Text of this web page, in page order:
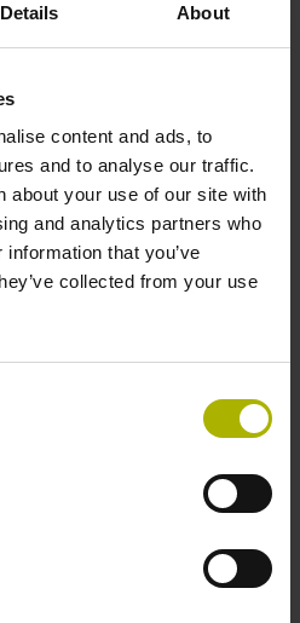
Details About
content and ads, to
and to analyse our traffic.
about your use of our site with
and analytics partners who
that you’ve
collected from your use
空港工业区A区天纬三街6号
徐民路308弄5号楼"
镇猫山东路99号东莞理工学院